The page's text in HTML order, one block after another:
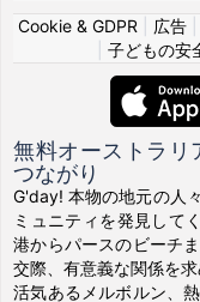
Cookie & GDPR
広告
子どもの安
無料オーストラリ
つながり
G'day! 本物の地元の人
ミュニティを発見して
港からパースのビーチ
交際、有意義な関係を求
活気あるメルボルン、